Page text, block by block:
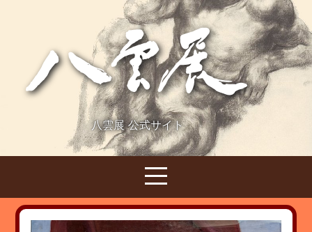
八雲展 公式サイト